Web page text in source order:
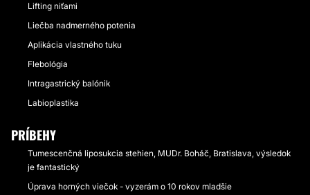
Lifting niťami
Liečba nadmerného potenia
Aplikácia vlastného tuku
Flebológia
Intragastrický balónik
Labioplastika
PRÍBEHY
Tumescenčná liposukcia stehien, MUDr. Boháč, Bratislava, výsledok
je fantastický
Úprava horných viečok - vyzerám o 10 rokov mladšie